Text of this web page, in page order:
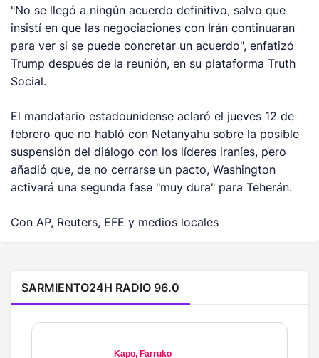
"No se llegó a ningún acuerdo definitivo, salvo que
insistí en que las negociaciones con Irán continuaran
para ver si se puede concretar un acuerdo", enfatizó
Trump después de la reunión, en su plataforma Truth
Social.
El mandatario estadounidense aclaró el jueves 12 de
febrero que no habló con Netanyahu sobre la posible
suspensión del diálogo con los líderes iraníes, pero
añadió que, de no cerrarse un pacto, Washington
activará una segunda fase "muy dura" para Teherán.
Con AP, Reuters, EFE y medios locales
SARMIENTO24H RADIO 96.0
Kapo, Farruko